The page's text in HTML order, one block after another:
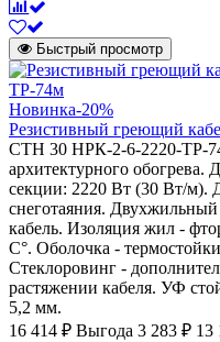
Быстрый просмотр
Новинка-20%
Резистивный греющий
СТН 30 НРК-2-6-2220-ТР-
архитектурного
секции: 2220 Вт (30 Вт/м).
снеготаяния.
кабель. Изоляция жил -
С°. Оболочка -
Стеклоровинг -
растяжении кабеля. УФ
5,2 мм.
16 414 ₽ Выгода 3 283 ₽ 13